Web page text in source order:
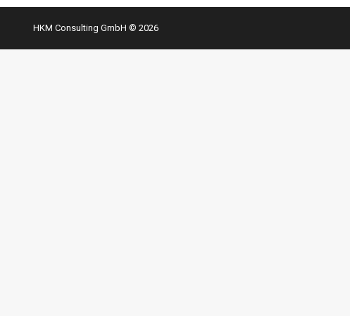
HKM Consulting GmbH © 2026